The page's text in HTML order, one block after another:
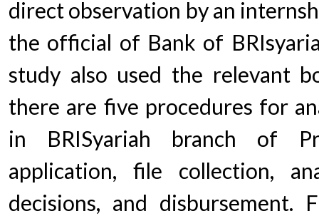
direct observation by an
the official of Bank of
study also used the relevant
there are five procedures for
in BRISyariah branch of
application, file collection,
decisions, and disbursement.